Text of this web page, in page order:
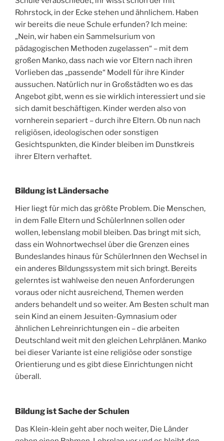
Rohrstock, in der Ecke stehen und ähnlichem. Haben
wir bereits die neue Schule erfunden? Ich meine:
„Nein, wir haben ein Sammelsurium von
pädagogischen Methoden zugelassen“ – mit dem
großen Manko, dass nach wie vor Eltern nach ihren
Vorlieben das „passende“ Modell für ihre Kinder
aussuchen. Natürlich nur in Großstädten wo es das
Angebot gibt, wenn es sie wirklich interessiert und sie
sich damit beschäftigen. Kinder werden also von
vornherein separiert – durch ihre Eltern. Ob nun nach
religiösen, ideologischen oder sonstigen
Gesichtspunkten, die Kinder bleiben im Dunstkreis
ihrer Eltern verhaftet.
Bildung ist Ländersache
Hier liegt für mich das größte Problem. Die Menschen,
in dem Falle Eltern und SchülerInnen sollen oder
wollen, lebenslang mobil bleiben. Das bringt mit sich,
dass ein Wohnortwechsel über die Grenzen eines
Bundeslandes hinaus für SchülerInnen den Wechsel in
ein anderes Bildungssystem mit sich bringt. Bereits
gelerntes ist wahlweise den neuen Anforderungen
voraus oder nicht ausreichend, Themen werden
anders behandelt und so weiter. Am Besten schult man
sein Kind an einem Jesuiten-Gymnasium oder
ähnlichen Lehreinrichtungen ein – die arbeiten
Deutschland weit mit den gleichen Lehrplänen. Manko
bei dieser Variante ist eine religiöse oder sonstige
Orientierung und es gibt diese Einrichtungen nicht
überall.
Bildung ist Sache der Schulen
Das Klein-klein geht aber noch weiter, Die Länder